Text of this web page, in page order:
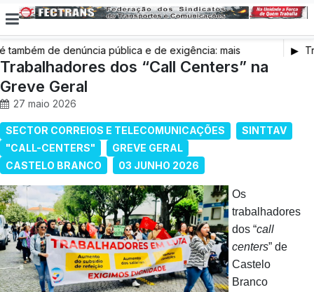
também de denúncia pública e de exigência: mais
saúde, mais condições de trabalho e mais SNS
Trabalhadores dos “Call Centers” na
Greve Geral
27 maio 2026
SECTOR CORREIOS E TELECOMUNICAÇÕES
SINTTAV
"CALL-CENTERS"
GREVE GERAL
CASTELO BRANCO
03 JUNHO 2026
Os
trabalhadores
dos “call
centers” de
Castelo
Branco